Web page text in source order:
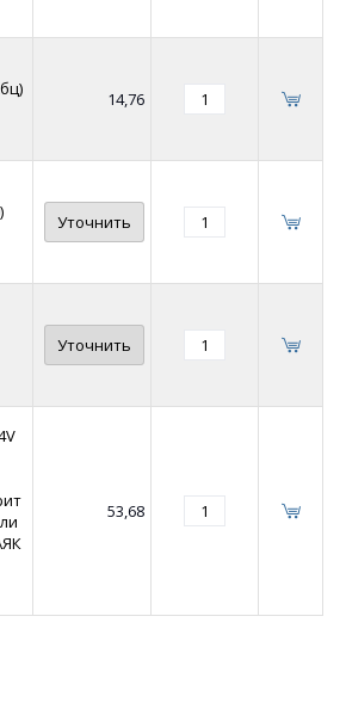
14,76
Уточнить
Уточнить
53,68